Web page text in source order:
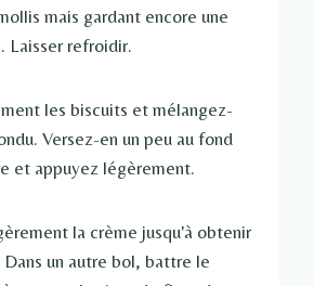
mais gardant encore une
Laisser refroidir.
les biscuits et mélangez-
Versez-en un peu au fond
et appuyez légèrement.
la crème jusqu'à obtenir
Dans un autre bol, battre le